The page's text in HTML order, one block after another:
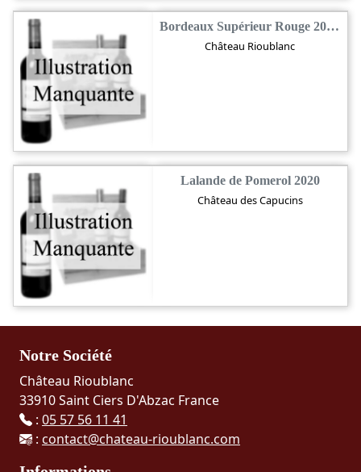
Bordeaux Supérieur Rouge 2019 Bio
Château Rioublanc
Lalande de Pomerol 2020
Château des Capucins
Notre Société
Château Rioublanc
33910 Saint Ciers D'Abzac France
: 05 57 56 11 41
: contact@chateau-rioublanc.com